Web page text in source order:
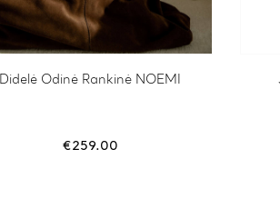
Didelė Odinė Rankinė NOEMI
€259.00